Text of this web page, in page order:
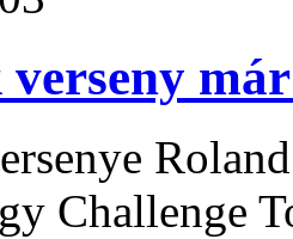
verseny
Challenge